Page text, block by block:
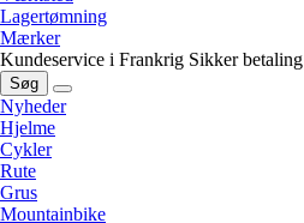
Lagertømning
Mærker
Kundeservice i Frankrig Sikker betaling
Søg
Nyheder
Hjelme
Cykler
Rute
Grus
Mountainbike